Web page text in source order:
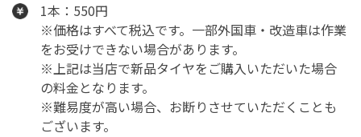
1本：550円
※価格はすべて税込です。一部外国車・改造車は作業
をお受けできない場合があります。
※上記は当店で新品タイヤをご購入いただいた場合
の料金となります。
※難易度が高い場合、お断りさせていただくことも
ございます。